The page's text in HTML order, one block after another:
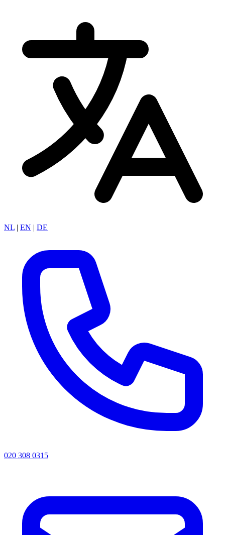
NL | EN | DE
020 308 0315